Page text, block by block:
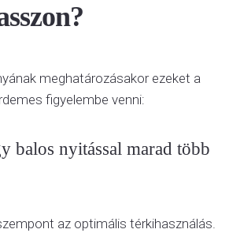
meghatározásakor ezeket a
figyelembe venni:
balos nyitással marad több
az optimális térkihasználás.